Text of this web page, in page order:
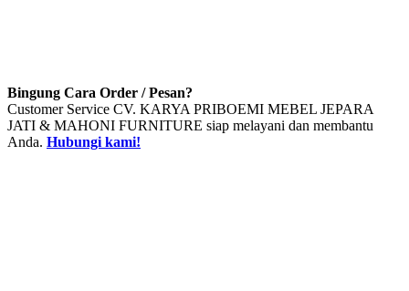
Bingung Cara Order / Pesan?
Customer Service CV. KARYA PRIBOEMI MEBEL JEPARA
JATI & MAHONI FURNITURE siap melayani dan membantu
Anda. Hubungi kami!